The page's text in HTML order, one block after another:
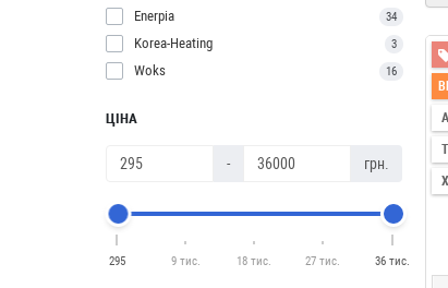
Enerpia 34
Korea-Heating 3
Woks 16
ЦІНА
- грн.
295 9 тис. 18 тис. 27 тис. 36 тис.